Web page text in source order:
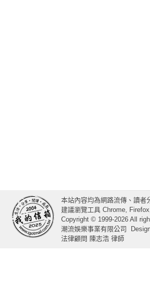
本站內容均為網路流傳、讀者
建議瀏覽工具 Chrome,
Copyright © 1999-2026 All
潮流娛樂事業有限公司
法律顧問 陳志浩 律師